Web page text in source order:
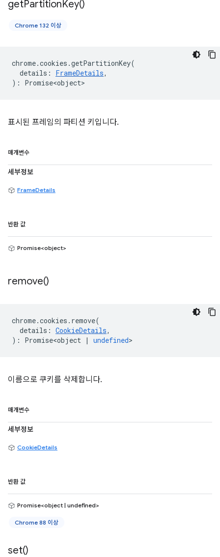
getPartitionKey()
Chrome 132 이상
chrome.cookies .getPartitionKey(
details : FrameDetails,
) : Promise<object>
표시된 프레임의 파티션 키입니다.
매개변수
세부정보
FrameDetails
반환 값
Promise<object>
remove()
chrome.cookies . remove(
details : CookieDetails,
) : Promise<object | undefined>
이름으로 쿠키를 삭제합니다.
매개변수
세부정보
CookieDetails
반환 값
Promise<object | undefined>
Chrome 88 이상
set()